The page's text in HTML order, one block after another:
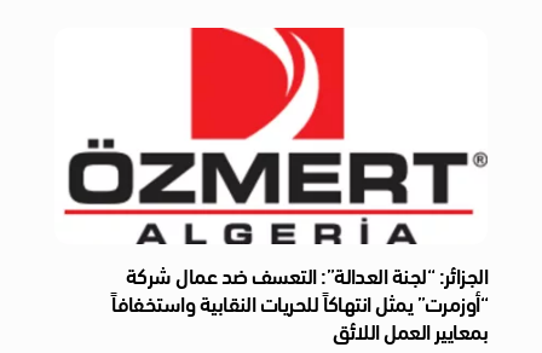
الجزائر: “لجنة العدالة”: التعسف ضد عمال شركة
“أوزمرت” يمثل انتهاكاً للحريات النقابية واستخفافاً
بمعايير العمل اللائق